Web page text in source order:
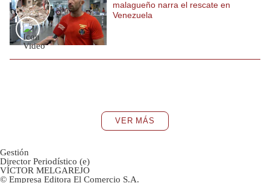
malagueño narra el rescate en
Venezuela
VER MÁS
Gestión
Director Periodístico (e)
VÍCTOR MELGAREJO
© Empresa Editora El Comercio S.A.